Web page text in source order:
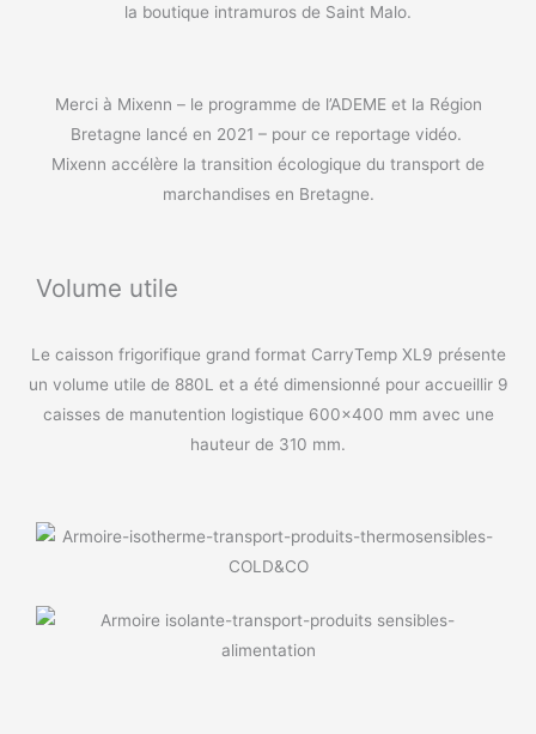
la boutique intramuros de Saint Malo.
Merci à Mixenn – le programme de l’ADEME et la Région
Bretagne lancé en 2021 – pour ce reportage vidéo.
Mixenn accélère la transition écologique du transport de
marchandises en Bretagne.
Volume utile
Le caisson frigorifique grand format CarryTemp XL9 présente
un volume utile de 880L et a été dimensionné pour accueillir 9
caisses de manutention logistique 600×400 mm avec une
hauteur de 310 mm.